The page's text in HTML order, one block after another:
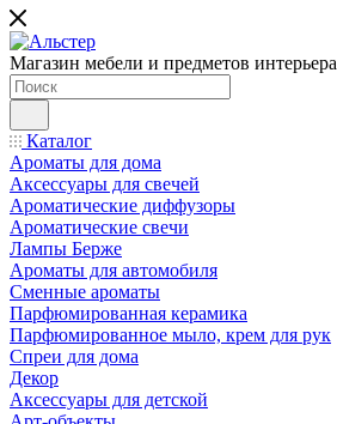
Магазин мебели и предметов интерьера
Каталог
Ароматы для дома
Аксессуары для свечей
Ароматические диффузоры
Ароматические свечи
Лампы Берже
Ароматы для автомобиля
Сменные ароматы
Парфюмированная керамика
Парфюмированное мыло, крем для рук
Спреи для дома
Декор
Аксессуары для детской